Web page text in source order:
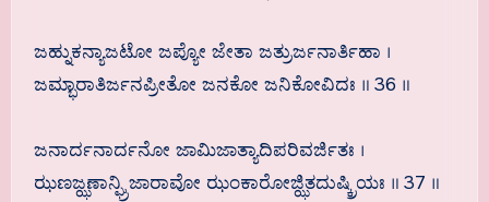
ಜಹ್ನುಕನ್ಯಾಜಟೋ ಜಪ್ಯೋ ಜೇತಾ ಜತ್ರುರ್ಜನಾರ್ತಿಹಾ ।
ಜಮ್ಭಾರಾತಿರ್ಜನಪ್ರೀತೋ ಜನಕೋ ಜನಿಕೋವಿದಃ ॥ 36 ॥
ಜನಾರ್ದನಾರ್ದನೋ ಜಾಮಿಜಾತ್ಯಾದಿಪರಿವರ್ಜಿತಃ ।
ಝಣಜ್ಝಣಾನ್ಘ್ರಿಜಾರಾವೋ ಝಂಕಾರೋಜ್ಝಿತದುಷ್ಕ್ರಿಯಃ ॥ 37 ॥